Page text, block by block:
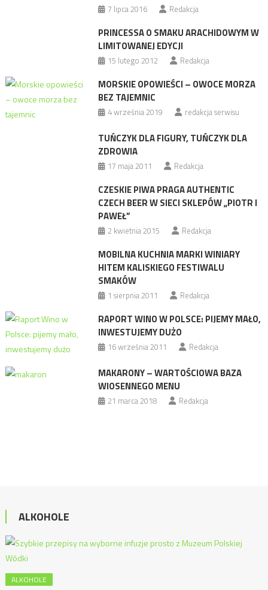
7 lipca 2016 Redakcja
PRINCESSA O SMAKU ARACHIDOWYM W
LIMITOWANEJ EDYCJI
15 lutego 2012 Redakcja
MORSKIE OPOWIEŚCI – OWOCE MORZA
BEZ TAJEMNIC
4 września 2019 redakcja serwisu
TUŃCZYK DLA FIGURY, TUŃCZYK DLA
ZDROWIA
17 maja 2011 Redakcja
CZESKIE PIWA PRAGA AUTHENTIC
CZECH BEER W SIECI SKLEPÓW „PIOTR I
PAWEŁ”
2 kwietnia 2015 Redakcja
MOBILNA KUCHNIA MARKI WINIARY
HITEM KALISKIEGO FESTIWALU
SMAKÓW
1 sierpnia 2011 Redakcja
RAPORT WINO W POLSCE: PIJEMY MAŁO,
INWESTUJEMY DUŻO
16 września 2011 Redakcja
MAKARONY – WARTOŚCIOWA BAZA
WIOSENNEGO MENU
21 marca 2018 Redakcja
ALKOHOLE
ALKOHOLE